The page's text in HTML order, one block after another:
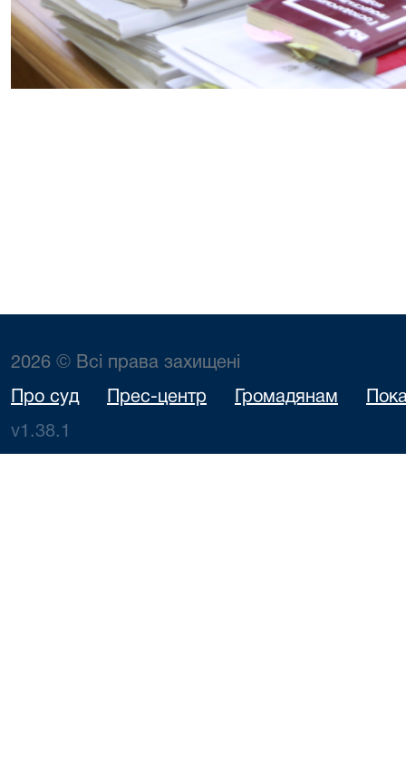
2026 © Всі права захищені
Про суд Прес-центр Громадянам
v1.38.1